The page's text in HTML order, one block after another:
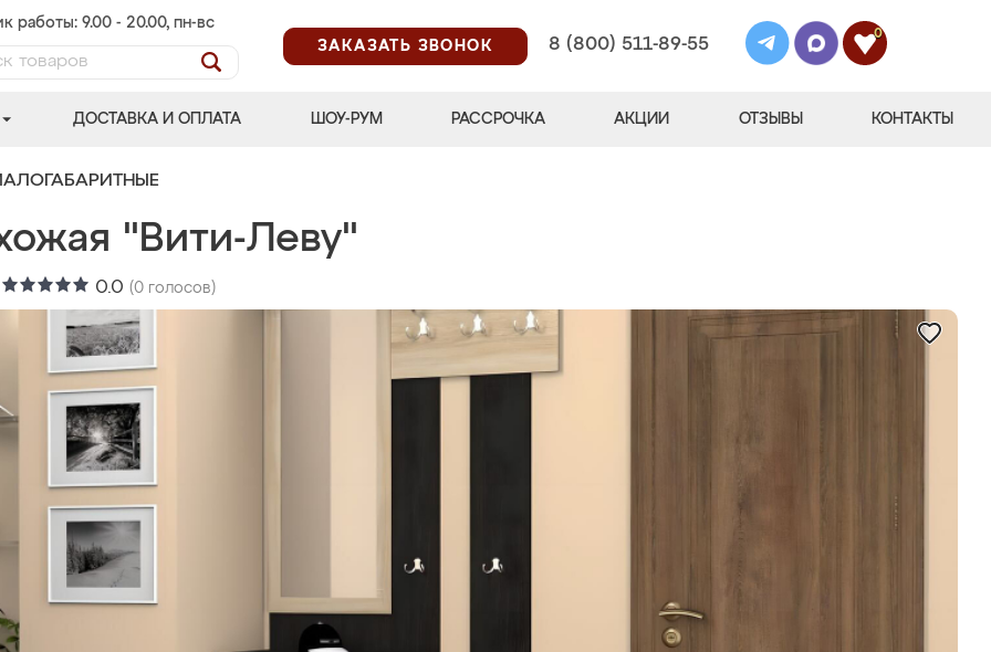
работы: 9.00 - 20.00, пн-вс
ЗАКАЗАТЬ ЗВОНОК
8 (800) 511-89-55
0
ДОСТАВКА И ОПЛАТА ШОУ-РУМ РАССРОЧКА АКЦИИ ОТЗЫВЫ КОНТАКТЫ
"Вити-Леву"
0.0 (0 голосов)